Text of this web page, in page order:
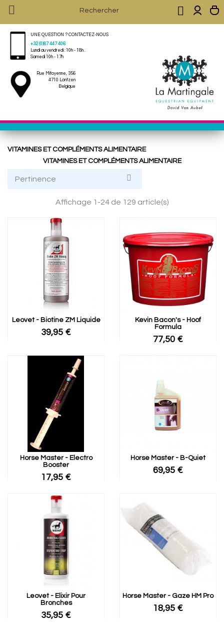
 
UNE QUESTION ? CONTACTEZ-NOUS
+32 (0)87 447 406
Lundi au vendredi : 10h - 18h .
Samedi 10h - 17h
Rue Mitoyenne, 356
4710 Lontzen
Belgique
VITAMINES ET COMPLÉMENTS ALIMENTAIRE
VITAMINES ET COMPLÉMENTS ALIMENTAIRE
Pertinence 
Affichage 1-24 de 129 article(s)
Leovet - Biotine ZM Liquide
39,95 €
Kevin Bacon's - Hoof
Formula
77,50 €
Horse Master - Electro
Booster
17,95 €
Horse Master - B-Quiet
69,95 €
Leovet - Elixir Pour
Bronches
35,95 €
Horse Master - Gaze HM Pro
18,95 €